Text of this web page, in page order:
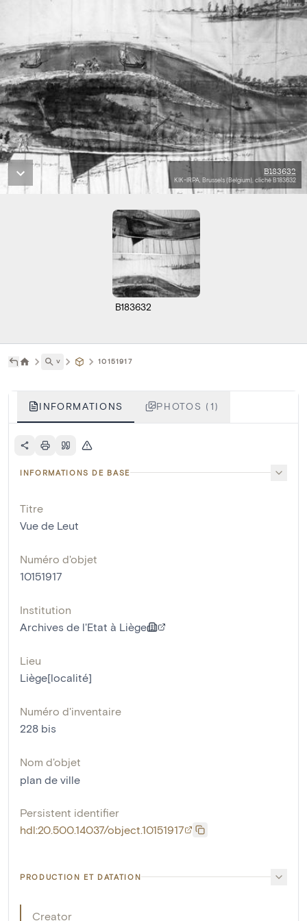
B183632
KIK-IRPA, Brussels (Belgium), cliché B183632
B183632
˅ 10151917
INFORMATIONS PHOTOS (1)
INFORMATIONS DE BASE
Titre
Vue de Leut
Numéro d'objet
10151917
Institution
Archives de l'Etat à Liège
Lieu
Liège[localité]
Numéro d'inventaire
228 bis
Nom d'objet
plan de ville
Persistent identifier
hdl:20.500.14037/object.10151917
PRODUCTION ET DATATION
Creator